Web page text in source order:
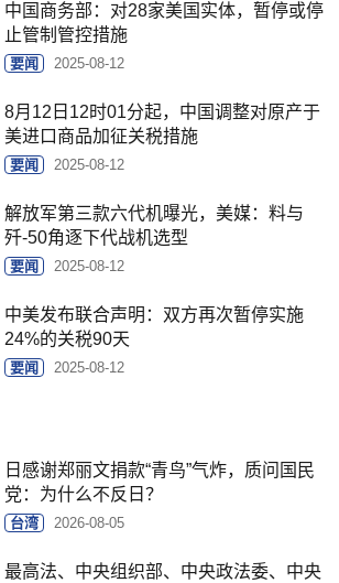
中国商务部：对28家美国实体，暂停或停
止管制管控措施
要闻 2025-08-12
8月12日12时01分起，中国调整对原产于
美进口商品加征关税措施
要闻 2025-08-12
解放军第三款六代机曝光，美媒：料与
歼-50角逐下代战机选型
要闻 2025-08-12
中美发布联合声明：双方再次暂停实施
24%的关税90天
要闻 2025-08-12
日感谢郑丽文捐款“青鸟”气炸，质问国民
党：为什么不反日？
台湾 2026-08-05
最高法、中央组织部、中央政法委、中央